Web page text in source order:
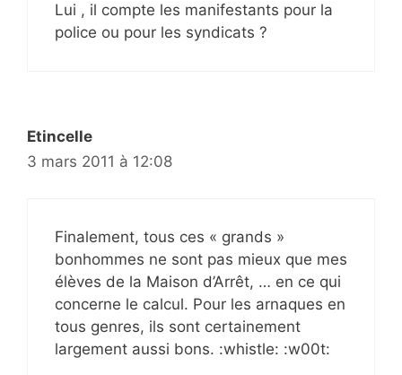
Lui , il compte les manifestants pour la
police ou pour les syndicats ?
Etincelle
3 mars 2011 à 12:08
Finalement, tous ces « grands »
bonhommes ne sont pas mieux que mes
élèves de la Maison d’Arrêt, … en ce qui
concerne le calcul. Pour les arnaques en
tous genres, ils sont certainement
largement aussi bons. :whistle: :w00t: